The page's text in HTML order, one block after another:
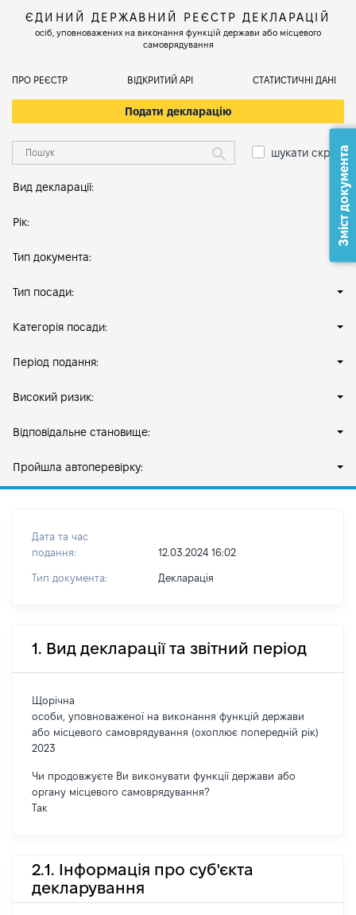
ЄДИНИЙ ДЕРЖАВНИЙ РЕЄСТР ДЕКЛАРАЦІЙ
осіб, уповноважених на виконання функцій держави або місцевого
самоврядування
ПРО РЕЄСТР ВІДКРИТИЙ АРІ СТАТИСТИЧНІ ДАНІ
Подати декларацію
шукати скрізь
Вид декларації:
Рік:
Тип документа:
Тип посади:
Категорія посади:
Період подання:
Високий ризик:
Відповідальне становище:
Пройшла автоперевірку:
Дата та час
подання:
12.03.2024 16:02
Тип документа: Декларація
1. Вид декларації та звітний період
Щорічна
особи, уповноваженої на виконання функцій держави
або місцевого самоврядування (охоплює попередній рік)
2023
Чи продовжуєте Ви виконувати функції держави або
органу місцевого самоврядування?
Так
2.1. Інформація про суб'єкта
декларування
Зміст документа